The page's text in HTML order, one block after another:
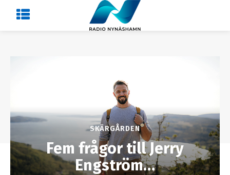
SKÄRGÅRDEN
Fem frågor till Jerry
Engström…